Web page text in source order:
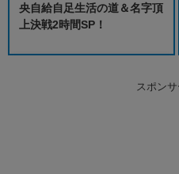
央自給自足生活の道＆名字頂
上決戦2時間SP！
スポン